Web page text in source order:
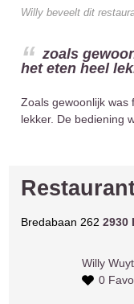
Willy beveelt dit
zoals
het eten heel
Zoals gewoonlijk was
lekker. De bediening
Bredabaan 2622930
Willy
0